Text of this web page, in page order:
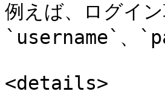
例えば、ログイ
`username`、
<details>